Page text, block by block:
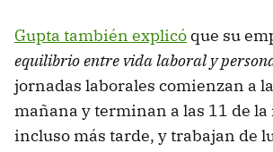
Gupta también explicó que su
equilibrio entre vida laboral y
jornadas laborales comienzan a
mañana y terminan a las 11 de la
incluso más tarde, y trabajan de